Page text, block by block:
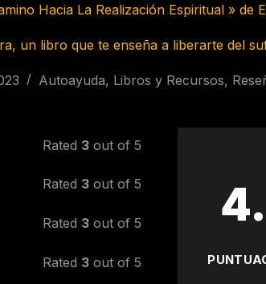
Hacia La Realización Espiritual » de
un libro que te enseña a liberarte del
Autoayuda, Libros y Recursos,
Rated 3 out of 5
Rated 3 out of 5
Rated 3 out of 5
Rated 3 out of 5